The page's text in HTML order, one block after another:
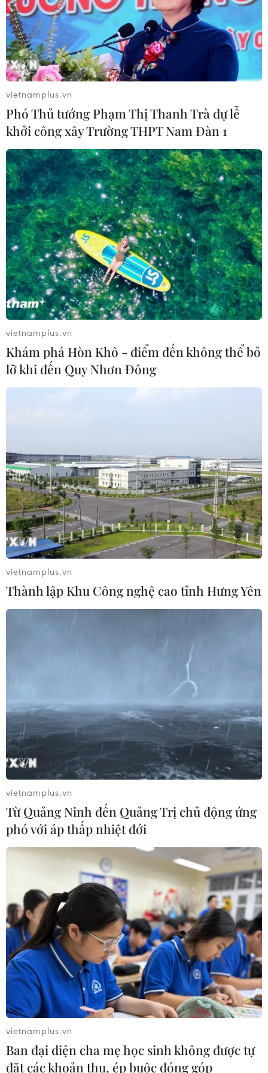
TIN CÙNG CHUYÊN MỤC
Cuộc tìm kiếm và vá lại những 'trái
tim lỗi '
07/08/2026 04:03
Hà Nội cảnh báo về việc sử dụng tế
bào gốc trong khám chữa bệnh, làm
đẹp
07/08/2026 03:03
Thắp lên hy vọng cho bệnh nhân
nghèo từ 'phòng khám 0 đồng' ở An
Giang
07/08/2026 02:00
vietnamplus.vn
Phó Thủ tướng Phạm Thị Thanh Trà dự lễ
khởi công xây Trường THPT Nam Đàn 1
vietnamplus.vn
Khám phá Hòn Khô - điểm đến không thể bỏ
lỡ khi đến Quy Nhơn Đông
vietnamplus.vn
Thành lập Khu Công nghệ cao tỉnh Hưng Yên
vietnamplus.vn
Từ Quảng Ninh đến Quảng Trị chủ động ứng
phó với áp thấp nhiệt đới
vietnamplus.vn
Ban đại diện cha mẹ học sinh không được tự
đặt các khoản thu, ép buộc đóng góp